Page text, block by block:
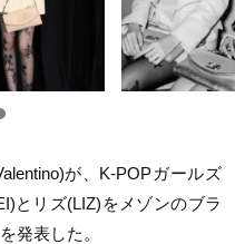
が、K-POPガールズ
とリズ(LIZ)をメゾンのブラ
発表した。